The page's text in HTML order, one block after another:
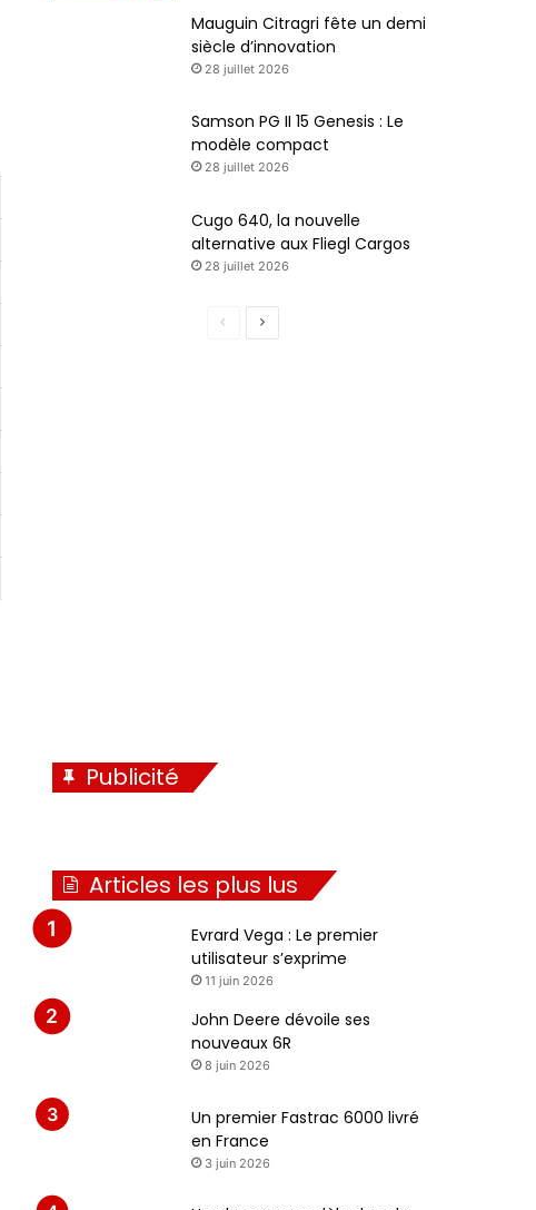
Mauguin Citragri fête un demi
siècle d’innovation
28 juillet 2026
Samson PG II 15 Genesis : Le
modèle compact
28 juillet 2026
Cugo 640, la nouvelle
alternative aux Fliegl Cargos
28 juillet 2026
Page
Publicité
Articles les plus lus
Evrard Vega : Le premier
utilisateur s’exprime
11 juin 2026
John Deere dévoile ses
nouveaux 6R
8 juin 2026
Un premier Fastrac 6000 livré
en France
3 juin 2026